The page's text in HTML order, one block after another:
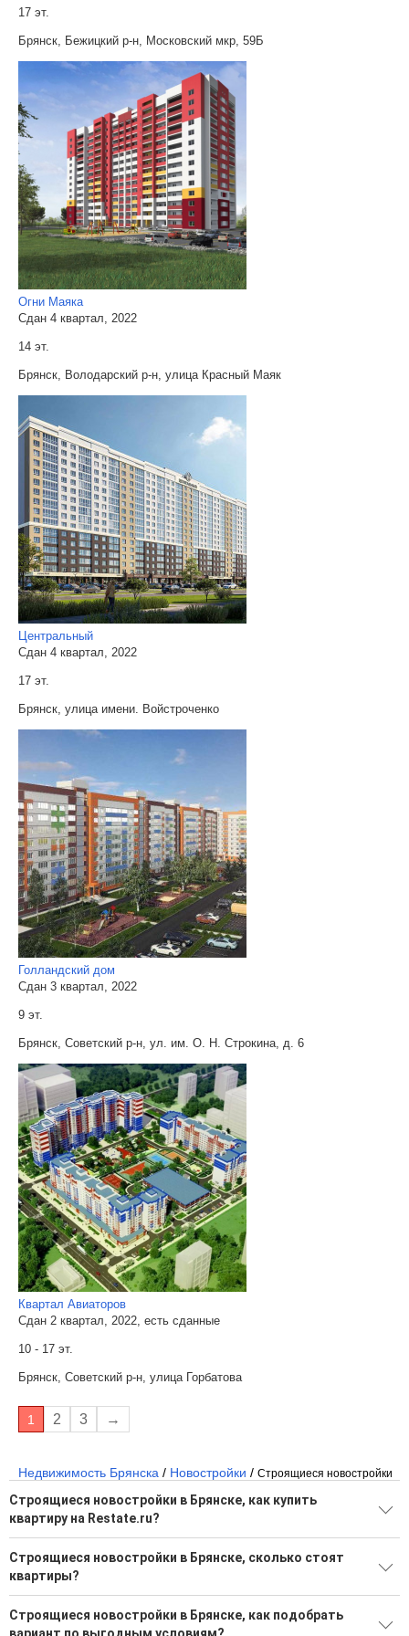
17 эт.
Брянск, Бежицкий р-н, Московский мкр, 59Б
Огни Маяка
Сдан 4 квартал, 2022
14 эт.
Брянск, Володарский р-н, улица Красный Маяк
Центральный
Сдан 4 квартал, 2022
17 эт.
Брянск, улица имени. Войстроченко
Голландский дом
Сдан 3 квартал, 2022
9 эт.
Брянск, Советский р-н, ул. им. О. Н. Строкина, д. 6
Квартал Авиаторов
Сдан 2 квартал, 2022, есть сданные
10 - 17 эт.
Брянск, Советский р-н, улица Горбатова
1 2 3 →
Недвижимость Брянска / Новостройки / Строящиеся новостройки
Строящиеся новостройки в Брянске, как купить
квартиру на Restate.ru?
застройщика на Restate.ru
Воспользуйтесь нашим поиском по новостройкам, для
Строящиеся новостройки в Брянске, сколько стоят
квартиры?
Строящиеся новостройки в Брянске, как подобрать